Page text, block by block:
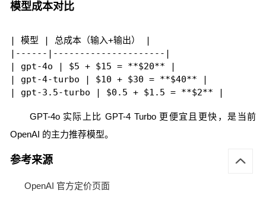
模型成本对比
| 模型 | 总成本（输入+输出） |
|------|---------------------|
| gpt-4o | $5 + $15 = **$20** |
| gpt-4-turbo | $10 + $30 = **$40** |
GPT-4o 实际上比 GPT-4 Turbo 更便宜且更快，是当前
OpenAI 的主力推荐模型。
参考来源
OpenAI 官方定价页面